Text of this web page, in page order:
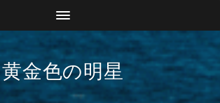
黄金色の明星